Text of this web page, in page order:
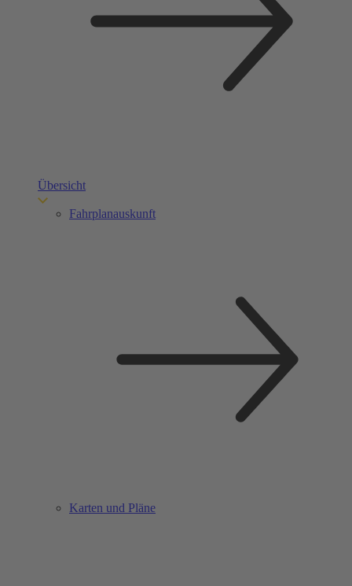
Übersicht
Fahrplanauskunft
Karten und Pläne